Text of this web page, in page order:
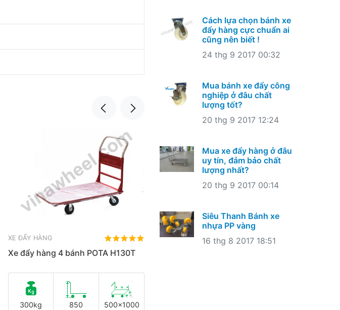
XE ĐẨY HÀNG
Xe đẩy hàng 4 bánh POTA H130T
300kg 850 500x1000
Xe đẩy hàng 2 bánh Market Lớn
Cách lựa chọn bánh xe
đẩy hàng cực chuẩn ai
cũng nên biết !
24 thg 9 2017 00:32
Mua bánh xe đẩy công
nghiệp ở đâu chất
lượng tốt?
20 thg 9 2017 12:24
Mua xe đẩy hàng ở đâu
uy tín, đảm bảo chất
lượng nhất?
20 thg 9 2017 00:14
Siêu Thanh Bánh xe
nhựa PP vàng
16 thg 8 2017 18:51